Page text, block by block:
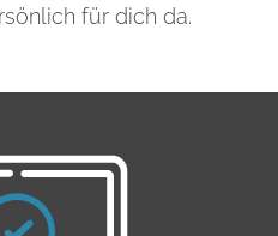
für dich da.